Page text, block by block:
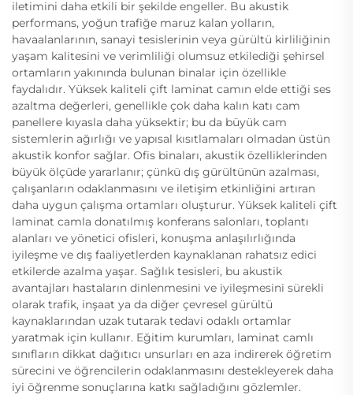
iletimini daha etkili bir şekilde engeller. Bu akustik
performans, yoğun trafiğe maruz kalan yolların,
havaalanlarının, sanayi tesislerinin veya gürültü kirliliğinin
yaşam kalitesini ve verimliliği olumsuz etkilediği şehirsel
ortamların yakınında bulunan binalar için özellikle
faydalıdır. Yüksek kaliteli çift laminat camın elde ettiği ses
azaltma değerleri, genellikle çok daha kalın katı cam
panellere kıyasla daha yüksektir; bu da büyük cam
sistemlerin ağırlığı ve yapısal kısıtlamaları olmadan üstün
akustik konfor sağlar. Ofis binaları, akustik özelliklerinden
büyük ölçüde yararlanır; çünkü dış gürültünün azalması,
çalışanların odaklanmasını ve iletişim etkinliğini artıran
daha uygun çalışma ortamları oluşturur. Yüksek kaliteli çift
laminat camla donatılmış konferans salonları, toplantı
alanları ve yönetici ofisleri, konuşma anlaşılırlığında
iyileşme ve dış faaliyetlerden kaynaklanan rahatsız edici
etkilerde azalma yaşar. Sağlık tesisleri, bu akustik
avantajları hastaların dinlenmesini ve iyileşmesini sürekli
olarak trafik, inşaat ya da diğer çevresel gürültü
kaynaklarından uzak tutarak tedavi odaklı ortamlar
yaratmak için kullanır. Eğitim kurumları, laminat camlı
sınıfların dikkat dağıtıcı unsurları en aza indirerek öğretim
sürecini ve öğrencilerin odaklanmasını destekleyerek daha
iyi öğrenme sonuçlarına katkı sağladığını gözlemler.